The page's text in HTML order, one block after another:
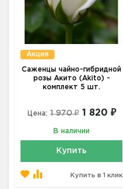
Акция
Саженцы чайно-гибридной
розы Акито (Akito) -
комплект 5 шт.
Цена: 1 970 ₽ 1 820 ₽
В наличии
Купить
Купить в 1 клик